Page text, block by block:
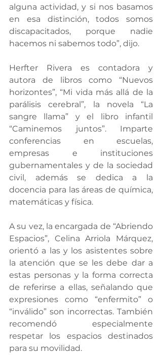
alguna actividad, y si nos basamos
en esa distinción, todos somos
discapacitados, porque nadie
hacemos ni sabemos todo”, dijo.
Herfter Rivera es contadora y
autora de libros como “Nuevos
horizontes”, “Mi vida más allá de la
parálisis cerebral”, la novela “La
sangre llama” y el libro infantil
“Caminemos juntos”. Imparte
conferencias en escuelas,
empresas e instituciones
gubernamentales y de la sociedad
civil, además se dedica a la
docencia para las áreas de química,
matemáticas y física.
A su vez, la encargada de “Abriendo
Espacios”, Celina Arriola Márquez,
orientó a las y los asistentes sobre
la atención que se les debe dar a
estas personas y la forma correcta
de referirse a ellas, señalando que
expresiones como “enfermito” o
“inválido” son incorrectas. También
recomendó especialmente
respetar los espacios destinados
para su movilidad.